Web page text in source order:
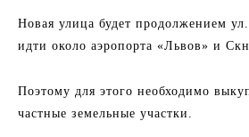
Новая улица будет продолжением
идти около аэропорта «Львов» и
Поэтому для этого необходимо
частные земельные участки.